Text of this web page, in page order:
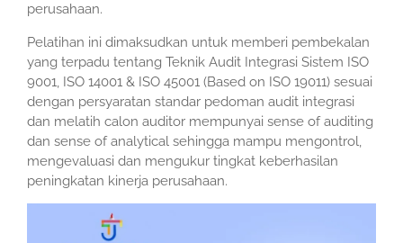
perusahaan.
Pelatihan ini dimaksudkan untuk memberi pembekalan
yang terpadu tentang Teknik Audit Integrasi Sistem ISO
9001, ISO 14001 & ISO 45001 (Based on ISO 19011) sesuai
dengan persyaratan standar pedoman audit integrasi
dan melatih calon auditor mempunyai sense of auditing
dan sense of analytical sehingga mampu mengontrol,
mengevaluasi dan mengukur tingkat keberhasilan
peningkatan kinerja perusahaan.